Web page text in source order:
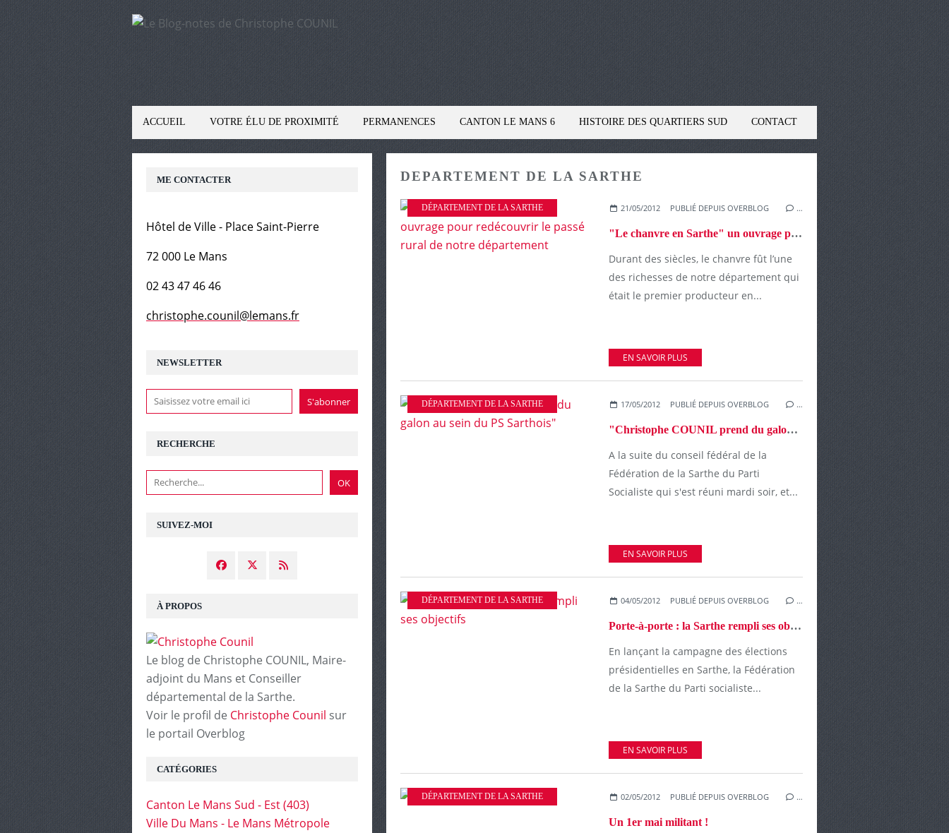
ACCUEIL VOTRE ÉLU DE PROXIMITÉ PERMANENCES CANTON LE MANS 6 HISTOIRE DES QUARTIERS SUD CONTACT
DEPARTEMENT DE LA SARTHE
DÉPARTEMENT DE LA SARTHE 21/05/2012 PUBLIÉ DEPUIS OVERBLOG …
"Le chanvre en Sarthe" un ouvrage pour redécouvrir le passé rural de notre département
Durant des siècles, le chanvre fût l’une
des richesses de notre département qui
était le premier producteur en...
EN SAVOIR PLUS
DÉPARTEMENT DE LA SARTHE 17/05/2012 PUBLIÉ DEPUIS OVERBLOG …
"Christophe COUNIL prend du galon au sein du PS Sarthois"
A la suite du conseil fédéral de la
Fédération de la Sarthe du Parti
Socialiste qui s'est réuni mardi soir, et...
EN SAVOIR PLUS
DÉPARTEMENT DE LA SARTHE 04/05/2012 PUBLIÉ DEPUIS OVERBLOG …
Porte-à-porte : la Sarthe rempli ses objectifs
En lançant la campagne des élections
présidentielles en Sarthe, la Fédération
de la Sarthe du Parti socialiste...
EN SAVOIR PLUS
DÉPARTEMENT DE LA SARTHE 02/05/2012 PUBLIÉ DEPUIS OVERBLOG …
Un 1er mai militant !
NEWSLETTER
SUIVEZ-MOI
RECHERCHE
À PROPOS
Le blog de Christophe COUNIL, Maire-
adjoint du Mans et Conseiller
départemental de la Sarthe.
Voir le profil de Christophe Counil sur
le portail Overblog
CATÉGORIES
Canton Le Mans Sud - Est(403)
Ville Du Mans - Le Mans Métropole
ME CONTACTER
Hôtel de Ville - Place Saint-Pierre
72 000 Le Mans
02 43 47 46 46
christophe.counil@lemans.fr